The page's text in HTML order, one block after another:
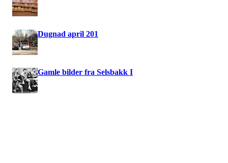
Dugnad april 201
Gamle bilder fra Selsbakk I